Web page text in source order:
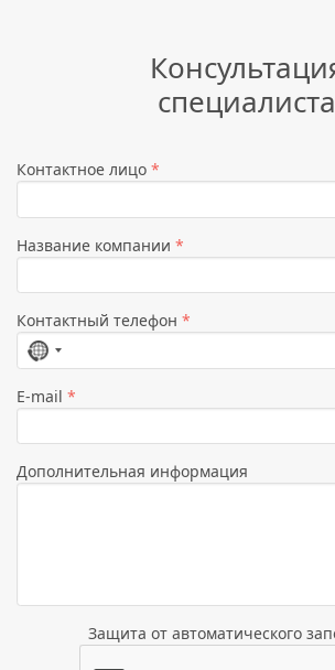
специалиста
Контактное лицо *
Название компании *
Контактный телефон *
Страна
не
выбрана
E-mail *
Дополнительная информация
Защита от автоматического